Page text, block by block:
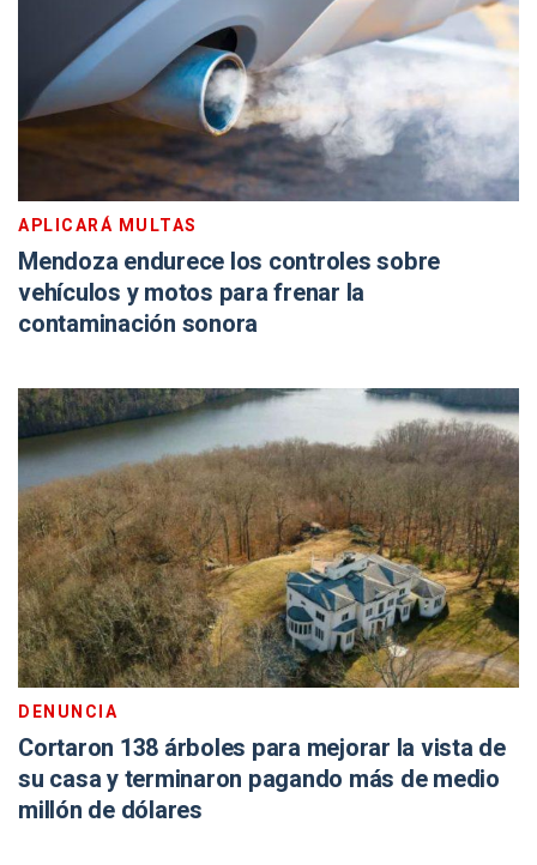
APLICARÁ MULTAS
Mendoza endurece los controles sobre
vehículos y motos para frenar la
contaminación sonora
DENUNCIA
Cortaron 138 árboles para mejorar la vista de
su casa y terminaron pagando más de medio
millón de dólares